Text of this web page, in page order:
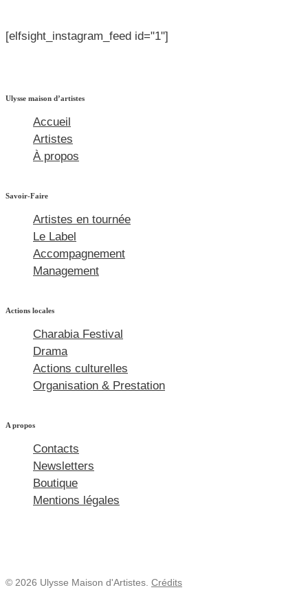
[elfsight_instagram_feed id="1"]
Ulysse maison d’artistes
Accueil
Artistes
À propos
Savoir-Faire
Artistes en tournée
Le Label
Accompagnement
Management
Actions locales
Charabia Festival
Drama
Actions culturelles
Organisation & Prestation
A propos
Contacts
Newsletters
Boutique
Mentions légales
© 2026 Ulysse Maison d'Artistes. Crédits